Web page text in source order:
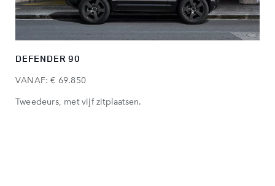
DEFENDER 90
VANAF: € 69.850
Tweedeurs, met vijf zitplaatsen.